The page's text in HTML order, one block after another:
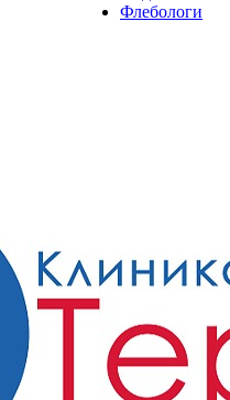
Флебологи